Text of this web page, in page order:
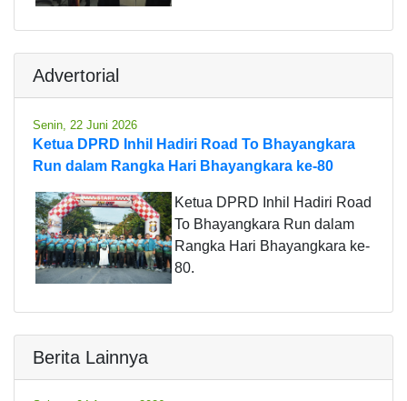
Advertorial
Senin, 22 Juni 2026
Ketua DPRD Inhil Hadiri Road To Bhayangkara
Run dalam Rangka Hari Bhayangkara ke-80
Ketua DPRD Inhil Hadiri Road
To Bhayangkara Run dalam
Rangka Hari Bhayangkara ke-
80.
Berita Lainnya